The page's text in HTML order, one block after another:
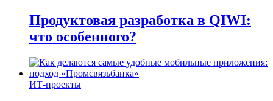
Продуктовая разработка в QIWI:
что особенного?
ИТ-проекты